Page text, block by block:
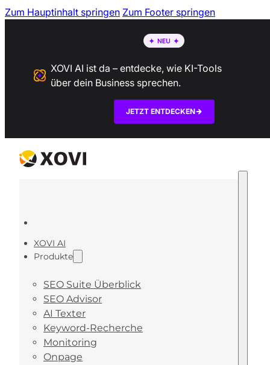
Zum Hauptinhalt springen Zum Footer springen
XOVI AI ist da – entdecke, wie KI-Tools
über dein Business sprechen.
JETZT ENTDECKEN
XOVI AI
Produkte
SEO Suite Überblick
SEO Advisor
AI Texter
Keyword-Recherche
Monitoring
Onpage